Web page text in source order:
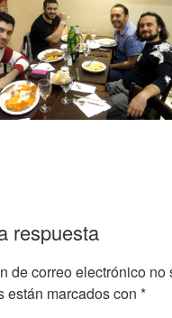
respuesta
de correo electrónico no
están marcados con *